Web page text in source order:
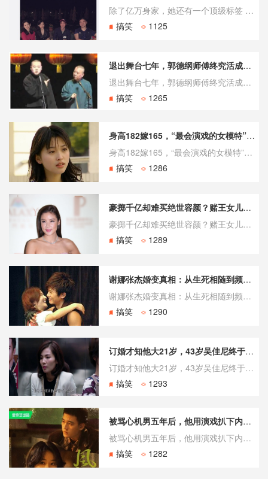
除了亿万身家，她还有一个顶级标签 章泽天现在的丈夫是刘强东。这位“奶茶妹妹”多年前跨越身份鸿沟的选择，如今已不再是娱乐版的谈资，而成了商业版图里的稳态叙事。 从红毯秀到合伙人 不同于多数女星的婚恋话题止步于八卦，章泽天与刘强东的结合始终伴随着商业价值。2015年两人大婚时的盛况至今仍被网友反复
搞笑
1125
退出舞台七年，郭德纲师傅终究活成了曲艺标杆
退出舞台七年，郭德纲师傅终究活成了曲艺标杆 天津卫的倔强学徒 郭德纲师傅这三个字，在如今的相声圈里几乎是定海神针般的存在。然而在三十多年前，他只是一个为了混口饭吃而在茶馆里拼命挣扎的北漂青年。他曾因交不起房租被房东在门外痛骂，如今却成了手握德云社商业帝国的班主。这种极端的反差，构成了他身上最引人
搞笑
1265
身高182嫁165，“最会演戏的女模特”倪景阳
身高182嫁165，“最会演戏的女模特”倪景阳 47岁的倪景阳，2026年凭借反网暴短剧《天罗地网》拿下北京国际电影节短剧盛典最佳女主角。与此同时，她主演的《傩咒》刚刚杀青，饰演一个50岁的双面神婆。从篮球运动员到职业模特，从“裴佩老师”到柏林金熊奖得主，再到47岁挑战纯反派——这个女人的人生轨迹
搞笑
1286
豪掷千亿却难买绝世容颜？赌王女儿美貌排名引热议
豪掷千亿却难买绝世容颜？赌王女儿美貌排名引热议 在港澳豪门的璀璨星河中，何鸿燊家族的动态始终是大众津津乐道的话题。随着二代们在名利场的频繁露面，关于赌王女儿美貌排名的讨论悄然在社交平台发酵，阅读量迅速攀升至千万级别。千亿财富能堆砌出最顶级的华服，却买不来基因彩票的绝对偏爱。在这场跨越大半个世纪的美
搞笑
1289
谢娜张杰婚变真相：从生死相随到频频被传各过各的
谢娜张杰婚变真相：从生死相随到频频被传各过各的 十年长跑终成空？ 从跨越全网目光的生死相随，到如今频频被传各过各的，谢娜跟张杰为什么要离成为社交平台高频搜索词。这对曾把恩爱刻在骨子里的夫妻，如今社交平台互动断崖式减少，行程轨迹也鲜少再高度重合。聚光灯下的深情与现实中的疏离形成了巨大反差，让这段内
搞笑
1290
订婚才知他大21岁，43岁吴佳尼终于把十年全职妈妈的委屈说透
订婚才知他大21岁，43岁吴佳尼终于把十年全职妈妈的委屈说透 2006年《封神榜之凤鸣岐山》片场，23岁的吴佳尼遇见了44岁的马景涛。戏里他演纣王，她演琵琶精胡喜媚。戏外，她凭外貌误判他“30多岁”，直到订婚后才鼓足勇气问出那句改变一生的追问。 这段相差21岁的婚姻维持了十年，2017年画上句号
搞笑
1293
被骂心机男五年后，他用演戏扒下内娱遮羞布
被骂心机男五年后，他用演戏扒下内娱遮羞布 曾几何时，一提到任重个人资料，很多人的第一反应是综艺里那个被指责“太会算计”的男嘉宾。谁能想到，这个顶着“心机男”标签多年的演员，近期却在多部现实主义剧集中靠扎实的演技引发了观众的广泛讨论。从万人嫌的综艺咖到低调打磨角色的戏骨，这种反差让人不禁想问：他到底
搞笑
1282